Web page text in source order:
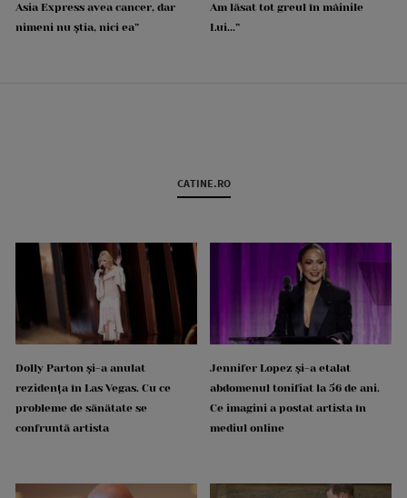
Asia Express avea cancer, dar
nimeni nu știa, nici ea”
Am lăsat tot greul în mâinile
Lui...”
CATINE.RO
Dolly Parton și-a anulat
rezidența în Las Vegas. Cu ce
probleme de sănătate se
confruntă artista
Jennifer Lopez și-a etalat
abdomenul tonifiat la 56 de ani.
Ce imagini a postat artista în
mediul online